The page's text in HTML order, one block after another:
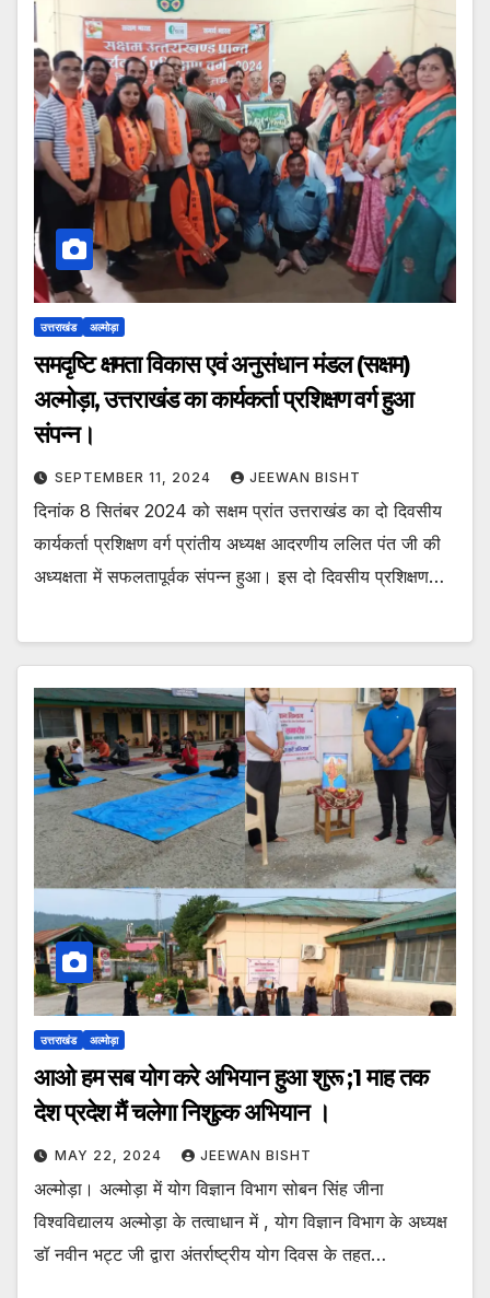
उत्तराखंड अल्मोड़ा
समदृष्टि क्षमता विकास एवं अनुसंधान मंडल (सक्षम)
अल्मोड़ा, उत्तराखंड का कार्यकर्ता प्रशिक्षण वर्ग हुआ
संपन्न।
SEPTEMBER 11, 2024 JEEWAN BISHT
दिनांक 8 सितंबर 2024 को सक्षम प्रांत उत्तराखंड का दो दिवसीय
कार्यकर्ता प्रशिक्षण वर्ग प्रांतीय अध्यक्ष आदरणीय ललित पंत जी की
अध्यक्षता में सफलतापूर्वक संपन्न हुआ। इस दो दिवसीय प्रशिक्षण…
उत्तराखंड अल्मोड़ा
आओ हम सब योग करे अभियान हुआ शुरू ;1 माह तक
देश प्रदेश मैं चलेगा निशुल्क अभियान ।
MAY 22, 2024 JEEWAN BISHT
अल्मोड़ा। अल्मोड़ा में योग विज्ञान विभाग सोबन सिंह जीना
विश्वविद्यालय अल्मोड़ा के तत्वाधान में , योग विज्ञान विभाग के अध्यक्ष
डॉ नवीन भट्ट जी द्वारा अंतर्राष्ट्रीय योग दिवस के तहत…